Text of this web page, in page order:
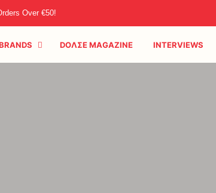
Over €50!
DOΛΣE MAGAZINE INTERVIEWS